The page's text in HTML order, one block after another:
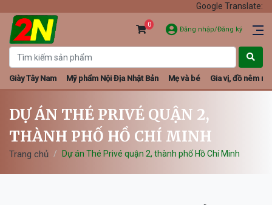
Google Translate:
0
Đăng nhập/Đăng ký
Giày Tây Nam Mỹ phẩm Nội Địa Nhật Bản Mẹ và bé Gia vị, đồ nêm
DỰ ÁN THÉ PRIVÉ QUẬN 2,
THÀNH PHỐ HỒ CHÍ MINH
Trang chủ Dự án Thé Privé quận 2, thành phố Hồ Chí Minh